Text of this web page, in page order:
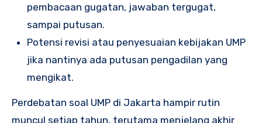
pembacaan gugatan, jawaban tergugat,
sampai putusan.
Potensi revisi atau penyesuaian kebijakan UMP
jika nantinya ada putusan pengadilan yang
mengikat.
Perdebatan soal UMP di Jakarta hampir rutin
muncul setiap tahun, terutama menjelang akhir